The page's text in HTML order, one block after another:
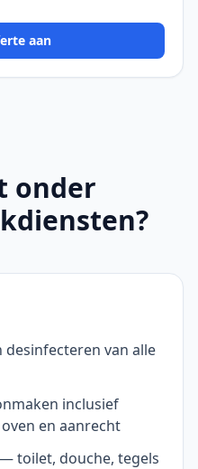
aan
onder
van alle
inclusief
en aanrecht
toilet, douche, tegels